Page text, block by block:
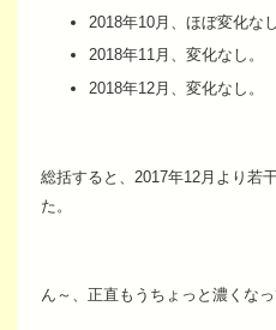
2018年10月、ほぼ変化なし
2018年11月、変化なし。
2018年12月、変化なし。
総括すると、2017年12月より若
た。
ん～、正直もうちょっと濃くなっ